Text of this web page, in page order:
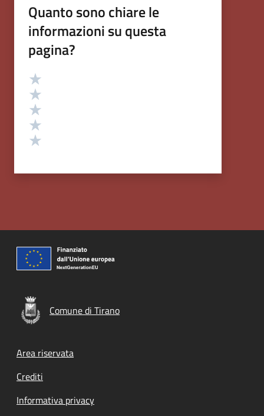
Quanto sono chiare le
informazioni su questa
pagina?
Valutazione
Comune di Tirano
Footer menu
Area riservata
Crediti
Informativa privacy